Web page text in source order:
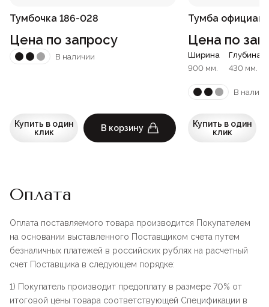
Тумбочка 186-028
Цена по запросу
В наличии
Купить в один
клик
В корзину
Тумба
Цена по
Ширина
900 мм.
Глубина
430 мм.
В
Купить в один
клик
Оплата
Оплата поставляемого товара производится Покупателем
на основании выставленного Поставщиком счета путем
безналичных платежей в российских рублях на расчетный
счет Поставщика в следующем порядке:
1) Покупатель производит предоплату в размере 70% от
итоговой цены товара соответствующей Спецификации в